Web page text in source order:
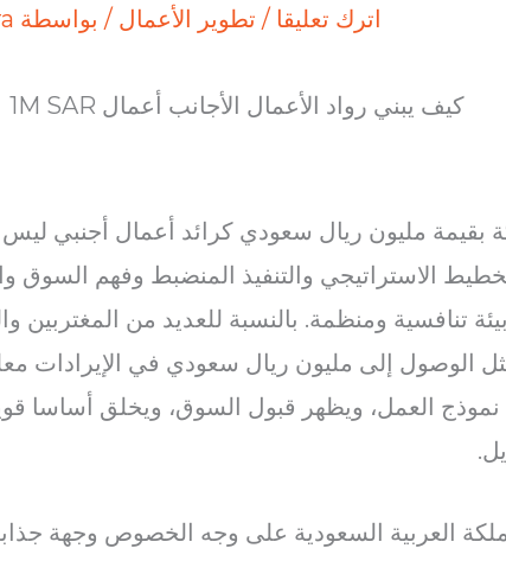
اترك تعليقا / تطوير الأعمال / بواسطة
كيف يبني رواد الأعمال الأجانب أعمال 1M SAR
بقيمة مليون ريال سعودي كرائد أعمال أجنبي
الاستراتيجي والتنفيذ المنضبط وفهم السوق
تنافسية ومنظمة. بالنسبة للعديد من المغتربين
الوصول إلى مليون ريال سعودي في الإيرادات
العمل، ويظهر قبول السوق، ويخلق أساسا
العربية السعودية على وجه الخصوص وجهة